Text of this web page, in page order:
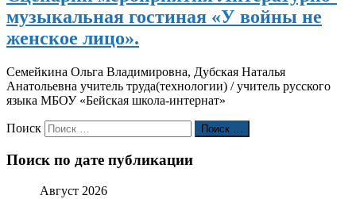
музыкальная гостиная «У войны не
женское лицо».
Семейкина Ольга Владимировна, Дубская Наталья
Анатольевна учитель труда(технологии) / учитель русского
языка МБОУ «Бейская школа-интернат»
Поиск Поиск …
Поиск по дате публикации
Август 2026